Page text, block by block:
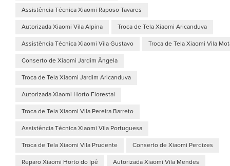
Assistência Técnica Xiaomi Raposo Tavares
Autorizada Xiaomi Vila Alpina Troca de Tela Xiaomi Aricanduva
Assistência Técnica Xiaomi Vila Gustavo Troca de Tela Xiaomi Vila
Conserto de Xiaomi Jardim Ângela
Troca de Tela Xiaomi Jardim Aricanduva
Autorizada Xiaomi Horto Florestal
Troca de Tela Xiaomi Vila Pereira Barreto
Assistência Técnica Xiaomi Vila Portuguesa
Troca de Tela Xiaomi Vila Prudente Conserto de Xiaomi Perdizes
Reparo Xiaomi Horto do Ipê Autorizada Xiaomi Vila Mendes